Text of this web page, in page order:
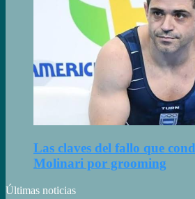
Las claves del fallo que
Molinari por grooming
Últimas noticias